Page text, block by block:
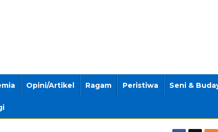
Opini/Artikel Ragam Peristiwa Seni &